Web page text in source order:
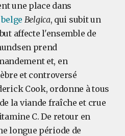
une place dans
Belgica, qui subit un
affecte l'ensemble de
prend
et, en
et controversé
Cook, ordonne à tous
la viande fraîche et crue
C. De retour en
longue période de